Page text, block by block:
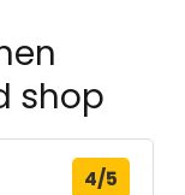
shop
4/5